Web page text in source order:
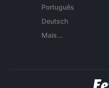
Português
Deutsch
Mais...